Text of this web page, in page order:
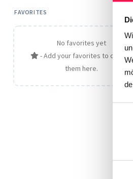
FAVORITES
No favorites yet
- Add your favorites to display
them here.